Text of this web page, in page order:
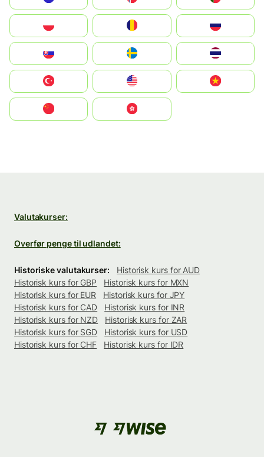
United States
中國香港特別行政區
Valutakurser:
Overfør penge til udlandet:
Historiske valutakurser:
Historisk kurs for AUD
Historisk kurs for GBP
Historisk kurs for MXN
Historisk kurs for EUR
Historisk kurs for JPY
Historisk kurs for CAD
Historisk kurs for INR
Historisk kurs for NZD
Historisk kurs for ZAR
Historisk kurs for SGD
Historisk kurs for USD
Historisk kurs for CHF
Historisk kurs for IDR